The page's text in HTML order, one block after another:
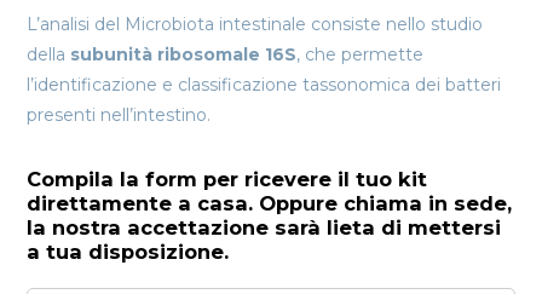
L’analisi del Microbiota intestinale consiste nello studio
della subunità ribosomale 16S, che permette
l’identificazione e classificazione tassonomica dei batteri
presenti nell’intestino.
Compila la form per ricevere il tuo kit
direttamente a casa. Oppure chiama in sede,
la nostra accettazione sarà lieta di mettersi
a tua disposizione.